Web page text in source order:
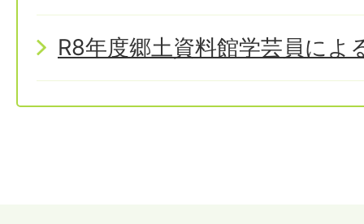
R8年度郷土資料館学芸員によ